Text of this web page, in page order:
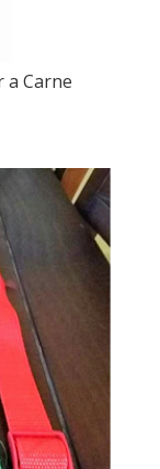
a Carne